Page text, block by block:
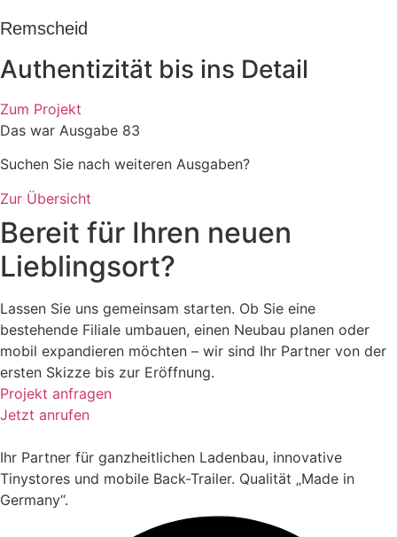
Remscheid
Authentizität bis ins Detail
Zum Projekt
Das war Ausgabe 83
Suchen Sie nach weiteren Ausgaben?
Zur Übersicht
Bereit für Ihren neuen
Lieblingsort?
Lassen Sie uns gemeinsam starten. Ob Sie eine
bestehende Filiale umbauen, einen Neubau planen oder
mobil expandieren möchten – wir sind Ihr Partner von der
ersten Skizze bis zur Eröffnung.
Projekt anfragen
Jetzt anrufen
Ihr Partner für ganzheitlichen Ladenbau, innovative
Tinystores und mobile Back-Trailer. Qualität „Made in
Germany“.